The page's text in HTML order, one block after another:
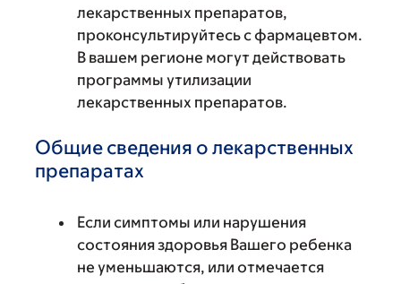
лекарственных препаратов,
проконсультируйтесь с фармацевтом.
В вашем регионе могут действовать
программы утилизации
лекарственных препаратов.
Общие сведения о лекарственных
препаратах
Если симптомы или нарушения
состояния здоровья Вашего ребенка
не уменьшаются, или отмечается